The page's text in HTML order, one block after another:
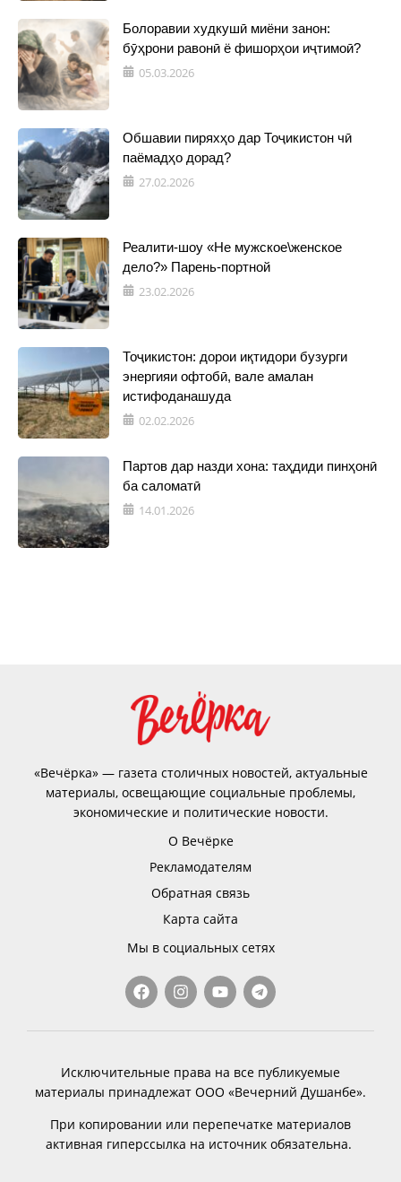
Болоравии худкушӣ миёни занон:
бӯҳрони равонӣ ё фишорҳои иҷтимоӣ?
05.03.2026
Обшавии пиряхҳо дар Тоҷикистон чӣ
паёмадҳо дорад?
27.02.2026
Реалити-шоу «Не мужское\женское
дело?» Парень-портной
23.02.2026
Тоҷикистон: дорои иқтидори бузурги
энергияи офтобӣ, вале амалан
истифоданашуда
02.02.2026
Партов дар назди хона: таҳдиди пинҳонӣ
ба саломатӣ
14.01.2026
«Вечёрка» — газета столичных новостей, актуальные
материалы, освещающие социальные проблемы,
экономические и политические новости.
О Вечёрке
Рекламодателям
Обратная связь
Карта сайта
Мы в социальных сетях
Исключительные права на все публикуемые
материалы принадлежат ООО «Вечерний Душанбе».
При копировании или перепечатке материалов
активная гиперссылка на источник обязательна.